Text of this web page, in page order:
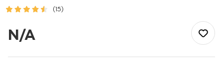
(15)
broeken/kort/newborn-
korte-
mousseline-
N/A